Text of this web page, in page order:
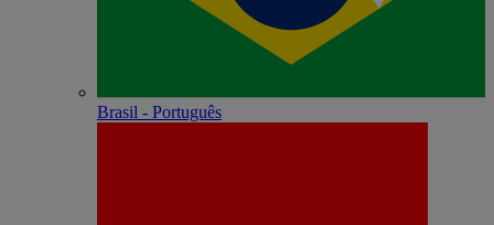
Brasil - Português